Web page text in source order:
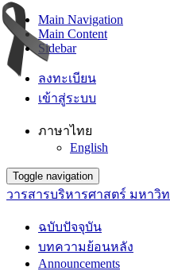
Main Navigation
Main Content
Sidebar
ลงทะเบียน
เข้าสู่ระบบ
ภาษาไทย
English
Toggle navigation
วารสารบริหารศาสตร์ มหาวิ
ฉบับปัจจุบัน
บทความย้อนหลัง
Announcements